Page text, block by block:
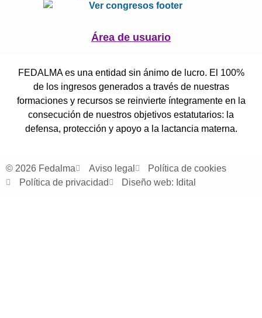
Área de usuario
FEDALMA es una entidad sin ánimo de lucro. El 100%
de los ingresos generados a través de nuestras
formaciones y recursos se reinvierte íntegramente en la
consecución de nuestros objetivos estatutarios: la
defensa, protección y apoyo a la lactancia materna.
© 2026 Fedalma Aviso legal
Política de cookies
Política de privacidad
Diseño web: Idital